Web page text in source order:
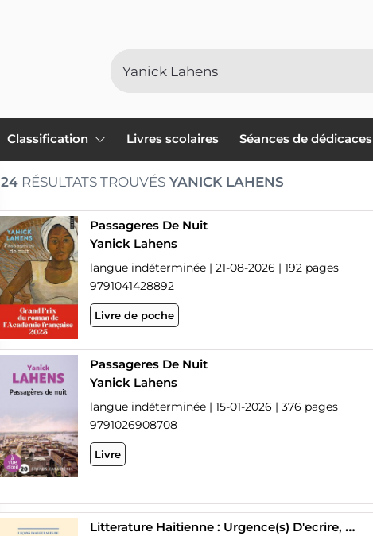
Classification Livres scolaires Séances de dédicaces
24 RÉSULTATS TROUVÉS YANICK LAHENS
Passageres De Nuit
Yanick Lahens
langue indéterminée | 21-08-2026 | 192 pages
9791041428892
Livre de poche
Passageres De Nuit
Yanick Lahens
langue indéterminée | 15-01-2026 | 376 pages
9791026908708
Livre
Litterature Haitienne : Urgence(s) D'ecrire, Reve(s) D'habiter